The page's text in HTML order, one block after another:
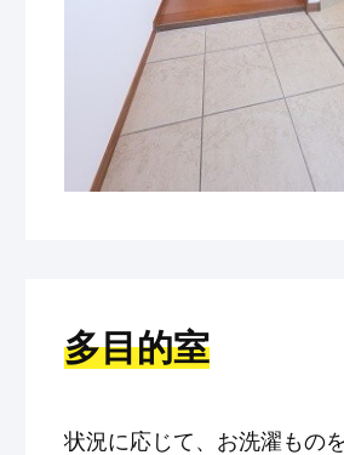
多目的室
状況に応じて、お洗濯もの